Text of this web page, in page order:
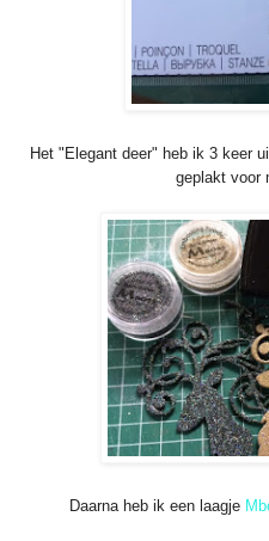
Het "Elegant deer" heb ik 3 keer
geplakt voor
Daarna heb ik een laagje